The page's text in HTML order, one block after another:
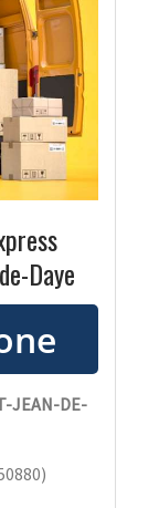
Daye
JEAN-DE-
)